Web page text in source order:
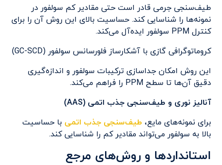
طیف‌سنجی جرمی قادر است حتی مقادیر کم سولفور در
نمونه‌ها را شناسایی کند. حساسیت بالای این روش آن را برای
کنترل PPM سولفور ایده‌آل می‌کند.
کروماتوگرافی گازی با آشکارساز فلورسانس سولفور (GC-SCD)
این روش امکان جداسازی ترکیبات سولفور و اندازه‌گیری
دقیق آن‌ها تا سطح PPM را فراهم می‌کند.
آنالیز نوری و طیف‌سنجی جذب اتمی (AAS)
برای نمونه‌های مایع، طیف‌سنجی جذب اتمی با حساسیت
بالا به سولفور می‌تواند مقادیر کم را شناسایی کند.
استانداردها و روش‌های مرجع